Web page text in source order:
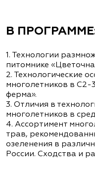
В
1. Технологии
питомнике
2. Технологические
многолетников в С2-
ферма».
3. Отличия в
многолетников в
4. Ассортимент
трав,
озеленения в
России. Сходства и